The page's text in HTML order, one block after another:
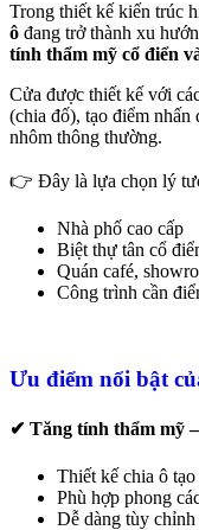
Trong thiết kế kiến trúc
ô đang trở thành xu
tính thẩm mỹ cổ điển
Cửa được thiết kế với
(chia đố), tạo điểm nhấn
nhôm thông thường.
👉 Đây là lựa chọn lý
Nhà phố cao cấp
Biệt thự tân cổ
Quán café,
Công trình cần
Ưu điểm nổi bật
✔ Tăng tính thẩm mỹ
Thiết kế chia ô
Phù hợp phong
Dễ dàng tùy